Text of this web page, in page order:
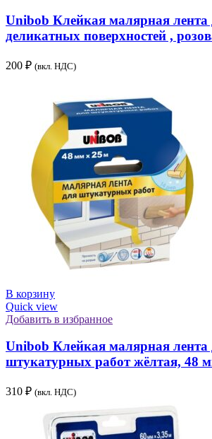
Unibob Клейкая малярная лента
деликатных поверхностей ,
200 ₽ (вкл. НДС)
В корзину
Quick view
Добавить в избранное
Unibob Клейкая малярная лента
штукатурных работ жёлтая, 48
310 ₽ (вкл. НДС)